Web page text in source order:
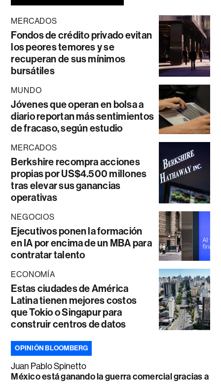
MERCADOS
Fondos de crédito privado evitan
los peores temores y se
recuperan de sus mínimos
bursátiles
MUNDO
Jóvenes que operan en bolsa a
diario reportan más sentimientos
de fracaso, según estudio
MERCADOS
Berkshire recompra acciones
propias por US$4.500 millones
tras elevar sus ganancias
operativas
NEGOCIOS
Ejecutivos ponen la formación
en IA por encima de un MBA para
contratar talento
ECONOMÍA
Estas ciudades de América
Latina tienen mejores costos
que Tokio o Singapur para
construir centros de datos
OPINIÓN BLOOMBERG
Juan Pablo Spinetto
México está ganando la guerra comercial gracias a